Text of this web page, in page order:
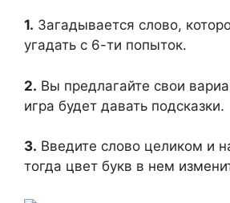
1. Загадывается слово,
угадать с 6-ти попыток.
2. Вы предлагайте свои
игра будет давать подсказки.
3. Введите слово целиком и
тогда цвет букв в нем